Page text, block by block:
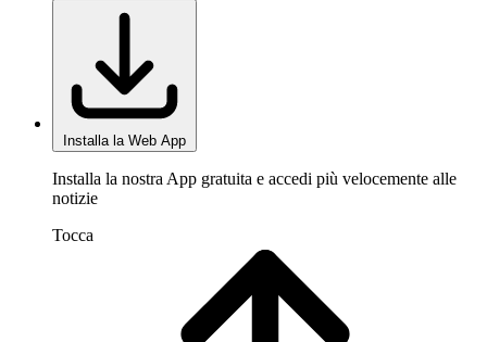
Installa la Web App
Installa la nostra App gratuita e accedi più velocemente alle
notizie
Tocca